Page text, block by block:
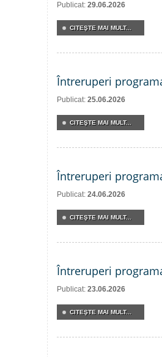
Publicat: 29.06.2026
CITEŞTE MAI MULT...
Întreruperi
Publicat: 25.06.2026
CITEŞTE MAI MULT...
Întreruperi
Publicat: 24.06.2026
CITEŞTE MAI MULT...
Întreruperi
Publicat: 23.06.2026
CITEŞTE MAI MULT...